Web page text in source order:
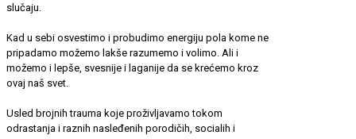
slučaju.
Kad u sebi osvestimo i probudimo energiju pola kome ne
pripadamo možemo lakše razumemo i volimo. Ali i
možemo i lepše, svesnije i laganije da se krećemo kroz
ovaj naš svet.
Usled brojnih trauma koje proživljavamo tokom
odrastanja i raznih nasleđenih porodičih, socialih i